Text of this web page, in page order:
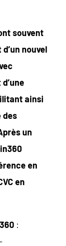
souvent
nouvel
ainsi
des
un
en
en
: